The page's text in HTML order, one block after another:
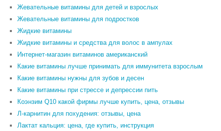
Жевательные витамины для детей и взрослых
Жевательные витамины для подростков
Жидкие витамины
Жидкие витамины и средства для волос в ампулах
Интернет-магазин витаминов американский
Какие витамины лучше принимать для иммунитета взрослым
Какие витамины нужны для зубов и десен
Какие витамины при стрессе и депрессии пить
Коэнзим Q10 какой фирмы лучше купить, цена, отзывы
Л-карнитин для похудения: отзывы, цена
Лактат кальция: цена, где купить, инструкция